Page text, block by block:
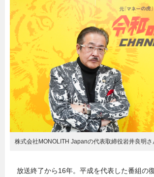
暮らし
連載一覧
株式会社MONOLITH Japanの代表取締役岩井良明さ
放送終了から16年。平成を代表した番組の